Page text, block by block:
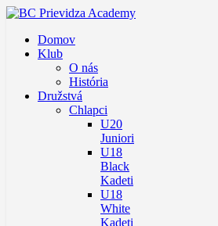
Domov
Klub
O nás
História
Družstvá
Chlapci
U20
Juniori
U18
Black
Kadeti
U18
White
Kadeti